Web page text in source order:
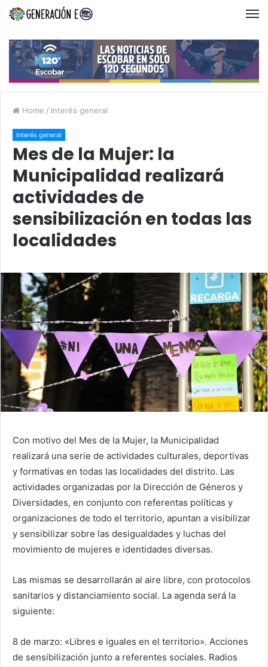
Home / Interés general
Interés general
Mes de la Mujer: la
Municipalidad realizará
actividades de
sensibilización en todas las
localidades
Con motivo del Mes de la Mujer, la Municipalidad
realizará una serie de actividades culturales, deportivas
y formativas en todas las localidades del distrito. Las
actividades organizadas por la Dirección de Géneros y
Diversidades, en conjunto con referentas políticas y
organizaciones de todo el territorio, apuntan a visibilizar
y sensibilizar sobre las desigualdades y luchas del
movimiento de mujeres e identidades diversas.
Las mismas se desarrollarán al aire libre, con protocolos
sanitarios y distanciamiento social. La agenda será la
siguiente:
8 de marzo: «Libres e iguales en el territorio». Acciones
de sensibilización junto a referentes sociales. Radios